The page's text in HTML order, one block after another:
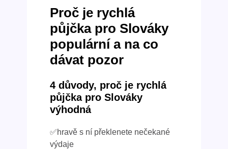
Proč je rychlá
půjčka pro Slováky
populární a na co
dávat pozor
4 důvody, proč je rychlá
půjčka pro Slováky
výhodná
✅hravě s ní překlenete nečekané
výdaje